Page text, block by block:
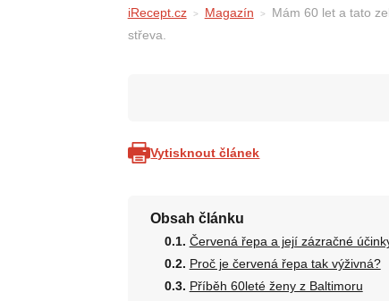
iRecept.cz Magazín
Mám 60 let a tato
střeva.
Vytisknout článek
Obsah článku
Červená řepa a její zázračné
Proč je červená řepa tak výživná?
Příběh 60leté ženy z Baltimoru